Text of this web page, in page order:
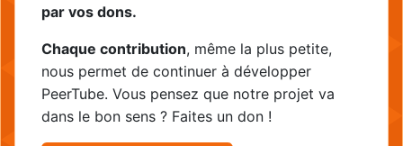
par vos dons.
Chaque contribution, même la plus petite,
nous permet de continuer à développer
PeerTube. Vous pensez que notre projet va
dans le bon sens ? Faites un don !